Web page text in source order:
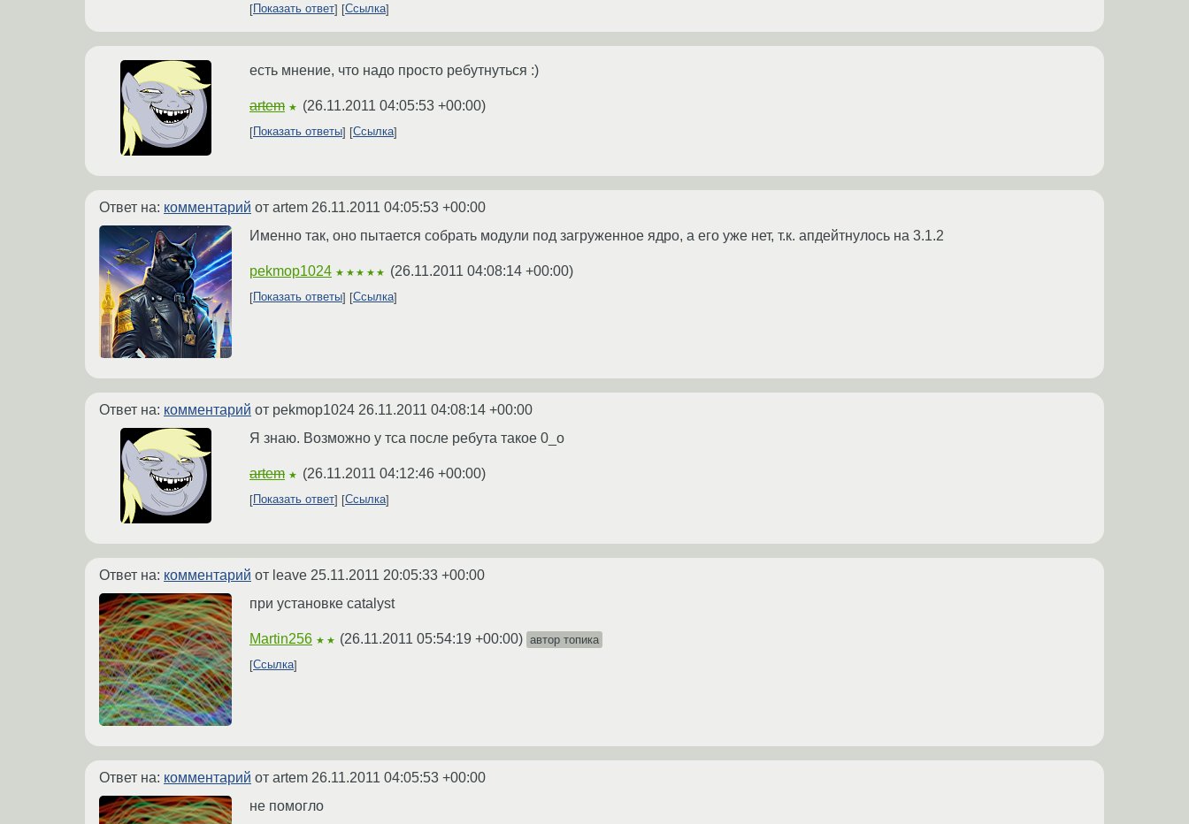
Показать ответ Ссылка
есть мнение, что надо просто ребутнуться :)
artem ★ (26.11.2011 04:05:53 +00:00)
Показать ответы Ссылка
Ответ на: комментарий от artem 26.11.2011 04:05:53 +00:00
Именно так, оно пытается собрать модули под загруженное ядро, а его уже нет, т.к. апдейтнулось на 3.1.2
pekmop1024 ★★★★★ (26.11.2011 04:08:14 +00:00)
Показать ответы Ссылка
Ответ на: комментарий от pekmop1024 26.11.2011 04:08:14 +00:00
Я знаю. Возможно у тса после ребута такое 0_о
artem ★ (26.11.2011 04:12:46 +00:00)
Показать ответ Ссылка
Ответ на: комментарий от leave 25.11.2011 20:05:33 +00:00
при установке catalyst
Martin256 ★★ (26.11.2011 05:54:19 +00:00) автор топика
Ссылка
Ответ на: комментарий от artem 26.11.2011 04:05:53 +00:00
не помогло